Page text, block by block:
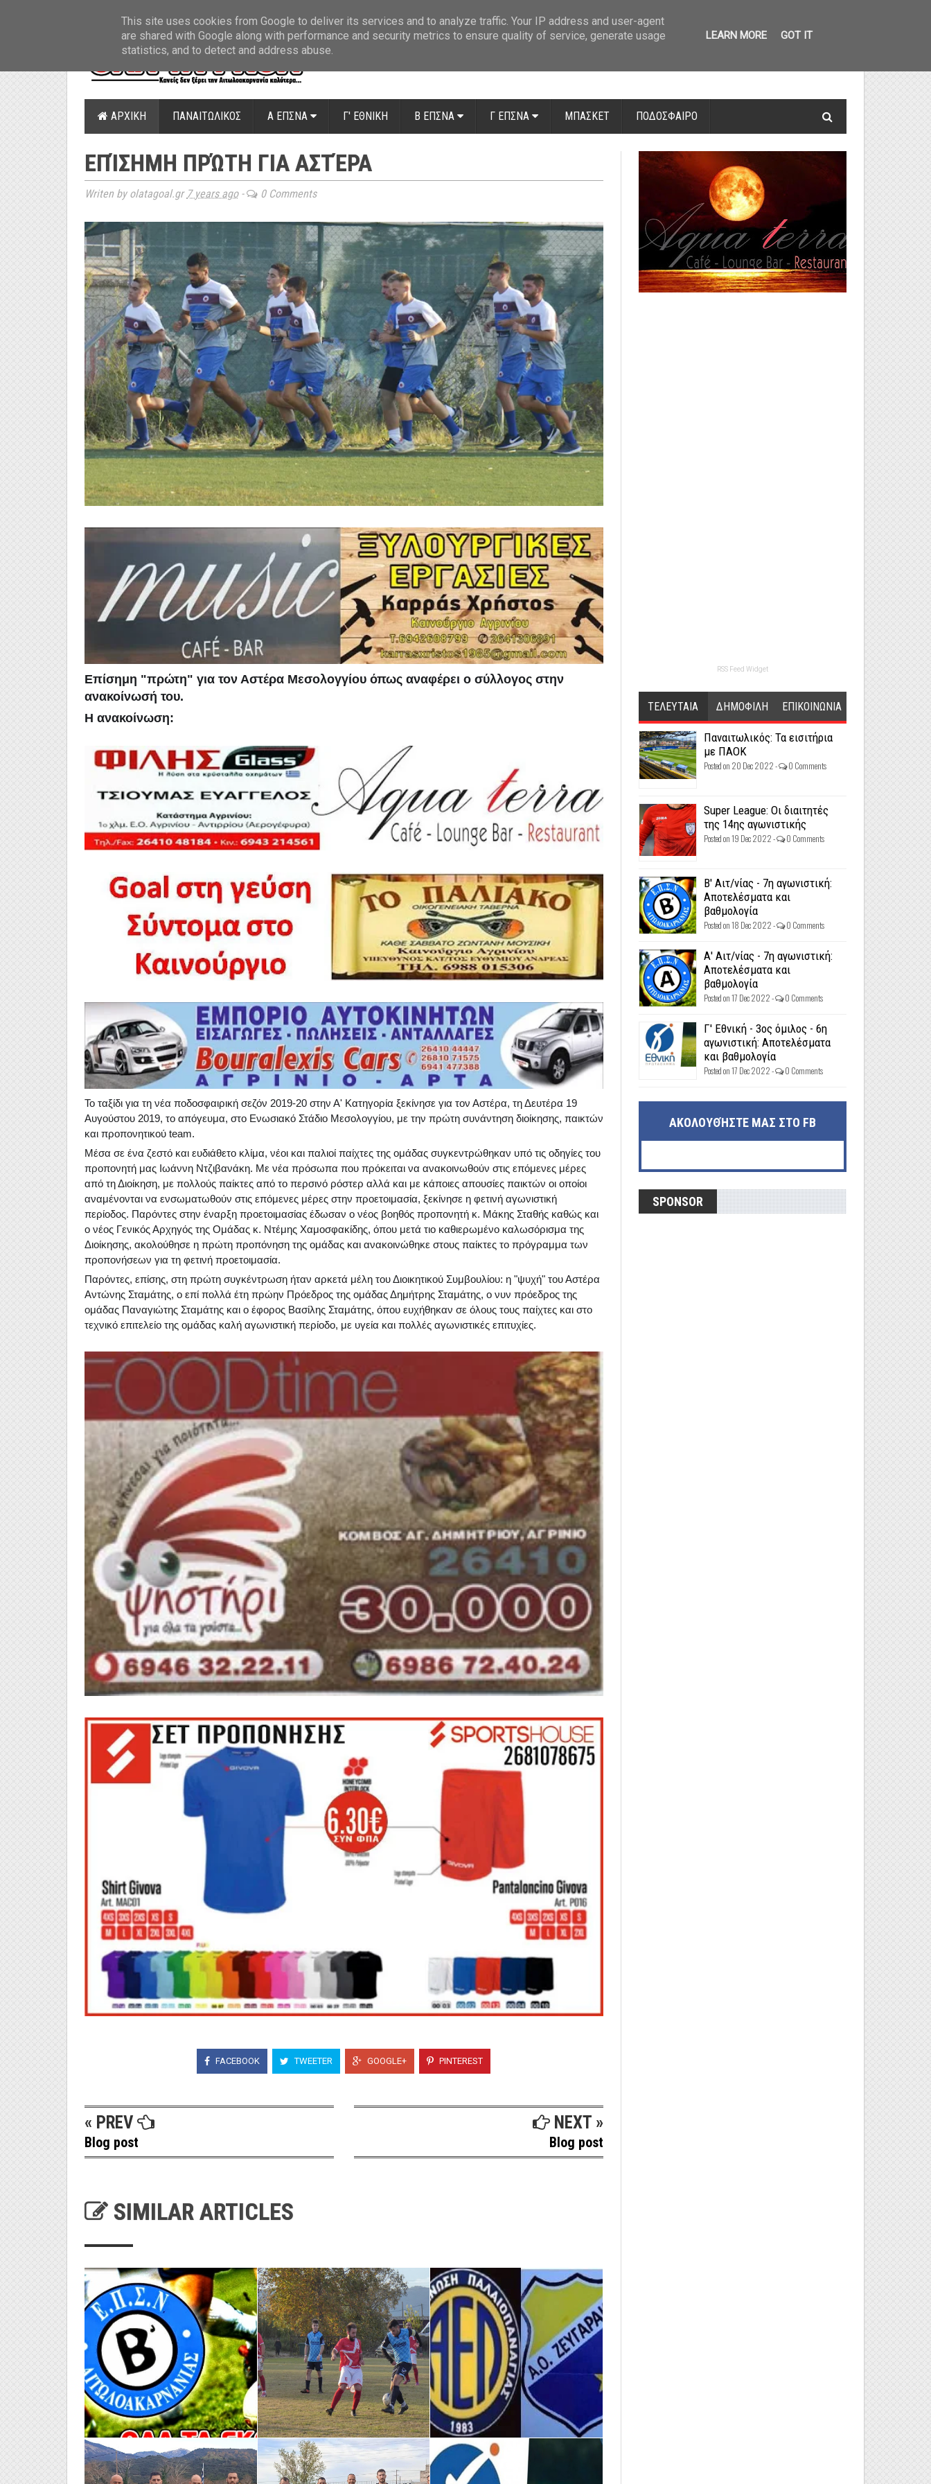
ΑΡΧΙΚΗ ΠΑΝΑΙΤΩΛΙΚΟΣ Α ΕΠΣΝΑ Γ' ΕΘΝΙΚΗ Β ΕΠΣΝΑ Γ ΕΠΣΝΑ ΜΠΑΣΚΕΤ ΠΟΔΟΣΦΑΙΡΟ
ΕΠΊΣΗΜΗ ΠΡΏΤΗ ΓΙΑ ΑΣΤΈΡΑ
Writen by olatagoal.gr 7 years ago- 0 Comments
Επίσημη "πρώτη" για τον Αστέρα Μεσολογγίου όπως αναφέρει ο σύλλογος στην
ανακοίνωσή του.
Η ανακοίνωση:
Το ταξίδι για τη νέα ποδοσφαιρική σεζόν 2019-20 στην Α' Κατηγορία ξεκίνησε για τον Αστέρα, τη Δευτέρα 19
Αυγούστου 2019, το απόγευμα, στο Ενωσιακό Στάδιο Μεσολογγίου, με την πρώτη συνάντηση διοίκησης, παικτών
και προπονητικού team.
Μέσα σε ένα ζεστό και ευδιάθετο κλίμα, νέοι και παλιοί παίχτες της ομάδας συγκεντρώθηκαν υπό τις οδηγίες του
προπονητή μας Ιωάννη Ντζιβανάκη. Με νέα πρόσωπα που πρόκειται να ανακοινωθούν στις επόμενες μέρες
από τη Διοίκηση, με πολλούς παίκτες από το περσινό ρόστερ αλλά και με κάποιες απουσίες παικτών οι οποίοι
αναμένονται να ενσωματωθούν στις επόμενες μέρες στην προετοιμασία, ξεκίνησε η φετινή αγωνιστική
περίοδος. Παρόντες στην έναρξη προετοιμασίας έδωσαν ο νέος βοηθός προπονητή κ. Μάκης Σταθής καθώς και
ο νέος Γενικός Αρχηγός της Ομάδας κ. Ντέμης Χαμοσφακίδης, όπου μετά τιο καθιερωμένο καλωσόρισμα της
Διοίκησης, ακολούθησε η πρώτη προπόνηση της ομάδας και ανακοινώθηκε στους παίκτες το πρόγραμμα των
προπονήσεων για τη φετινή προετοιμασία.
Παρόντες, επίσης, στη πρώτη συγκέντρωση ήταν αρκετά μέλη του Διοικητικού Συμβουλίου: η "ψυχή" του Αστέρα
Αντώνης Σταμάτης, ο επί πολλά έτη πρώην Πρόεδρος της ομάδας Δημήτρης Σταμάτης, ο νυν πρόεδρος της
ομάδας Παναγιώτης Σταμάτης και ο έφορος Βασίλης Σταμάτης, όπου ευχήθηκαν σε όλους τους παίχτες και στο
τεχνικό επιτελείο της ομάδας καλή αγωνιστική περίοδο, με υγεία και πολλές αγωνιστικές επιτυχίες.
FACEBOOK TWEETER GOOGLE+ PINTEREST
« PREV
Blog post
NEXT »
Blog post
SIMILAR ARTICLES
RSS Feed Widget
ΤΕΛΕΥΤΑΙΑ ΔΗΜΟΦΙΛΗ ΕΠΙΚΟΙΝΩΝΙΑ
Παναιτωλικός: Τα εισιτήρια
με ΠΑΟΚ
Posted on 20 Dec 2022 - 0 Comments
Super League: Οι διαιτητές
της 14ης αγωνιστικής
Posted on 19 Dec 2022 - 0 Comments
Β' Αιτ/νίας - 7η αγωνιστική:
Αποτελέσματα και
βαθμολογία
Posted on 18 Dec 2022 - 0 Comments
Α' Αιτ/νίας - 7η αγωνιστική:
Αποτελέσματα και
βαθμολογία
Posted on 17 Dec 2022 - 0 Comments
Γ' Εθνική - 3ος όμιλος - 6η
αγωνιστική: Αποτελέσματα
και βαθμολογία
Posted on 17 Dec 2022 - 0 Comments
ΑΚΟΛΟΥΘΉΣΤΕ ΜΑΣ ΣΤΟ FB
SPONSOR
This site uses cookies from Google to deliver its services and to analyze traffic. Your IP address and user-agent
are shared with Google along with performance and security metrics to ensure quality of service, generate usage
statistics, and to detect and address abuse.
LEARN MORE GOT IT